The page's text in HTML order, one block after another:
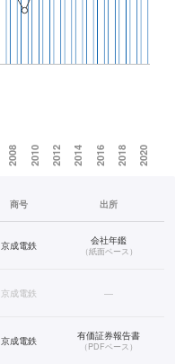
商号 出所
京成電鉄 会社年鑑
（紙面ベース）
京成電鉄 —
京成電鉄 有価証券報告書
（PDFベース）